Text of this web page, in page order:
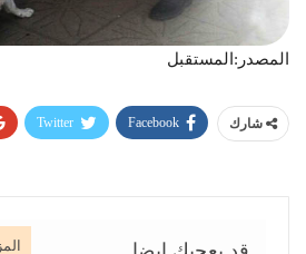
المصدر:المستقبل
شارك Facebook
Twitter